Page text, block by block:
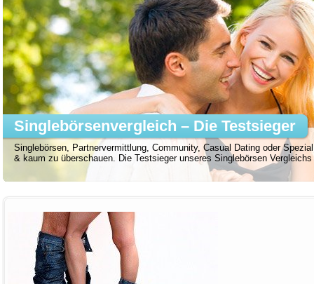
Singlebörsen, Partnervermittlung, Community, Casual Dating oder
& kaum zu überschauen. Die Testsieger unseres Singlebörsen
Singlebörsenvergleich – Die Testsieger